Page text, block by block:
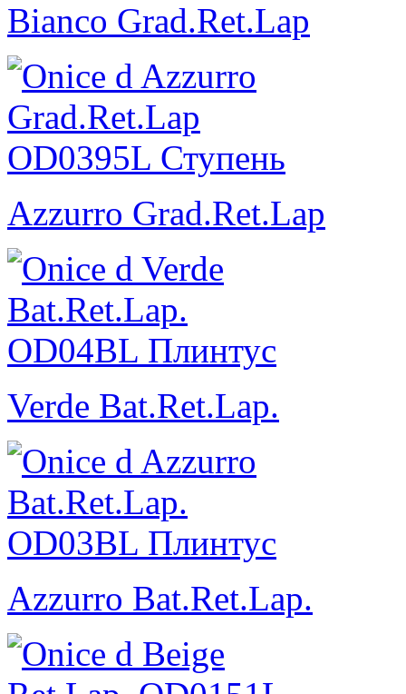
Bianco Grad.Ret.Lap
Azzurro Grad.Ret.Lap
Verde Bat.Ret.Lap.
Azzurro Bat.Ret.Lap.